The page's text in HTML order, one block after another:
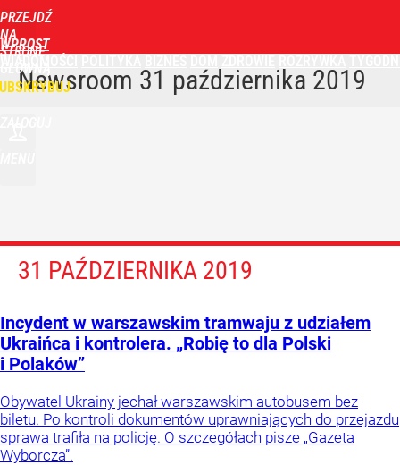
PRZEJDŹ
NA
STRONĘ
GŁÓWNĄ
WPROST
Newsroom 31 października 2019
31 PAŹDZIERNIKA 2019
Incydent w warszawskim tramwaju z udziałem
Ukraińca i kontrolera. „Robię to dla Polski
i Polaków”
Obywatel Ukrainy jechał warszawskim autobusem bez
biletu. Po kontroli dokumentów uprawniających do przejazdu
sprawa trafiła na policję. O szczegółach pisze „Gazeta
Wyborcza”.